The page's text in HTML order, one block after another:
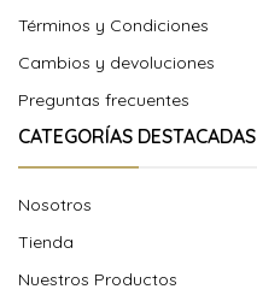
Términos y Condiciones
Cambios y devoluciones
Preguntas frecuentes
CATEGORÍAS DESTACADAS
Nosotros
Tienda
Nuestros Productos